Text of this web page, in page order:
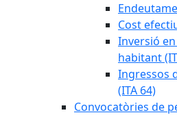
Cost
Inversió
habitant
Ingressos
(ITA 64)
Convocatòries de